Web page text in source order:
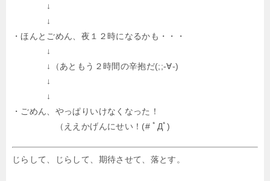
↓
↓
・ほんとごめん、夜１２時になるかも・・・
↓
↓（あともう２時間の辛抱だ(;;-∀-)
↓
↓
・ごめん、やっぱりいけなくなった！
（ええかげんにせい！(# ﾟДﾟ)
じらして、じらして、期待させて、落とす。